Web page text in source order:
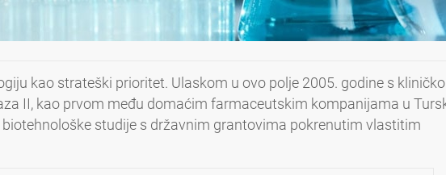
kao strateški prioritet. Ulaskom u ovo polje 2005. godine s
II, kao prvom među domaćim farmaceutskim kompanijama u
studije s državnim grantovima pokrenutim vlastitim